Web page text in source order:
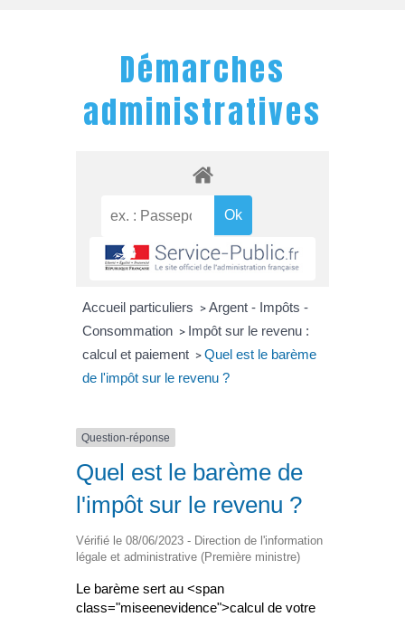
Démarches
administratives
Accueil particuliers > Argent - Impôts -
Consommation > Impôt sur le revenu :
calcul et paiement > Quel est le barème
de l'impôt sur le revenu ?
Question-réponse
Quel est le barème de
l'impôt sur le revenu ?
Vérifié le 08/06/2023 - Direction de l'information
légale et administrative (Première ministre)
Le barème sert au <span
class="miseenevidence">calcul de votre